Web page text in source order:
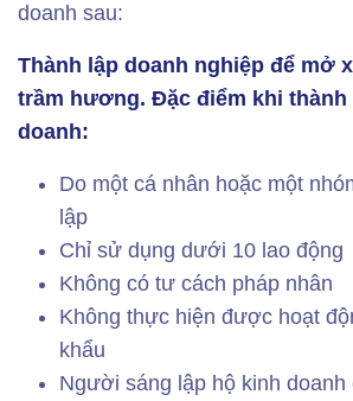
doanh sau:
Thành lập doanh nghiệp để mở
trầm hương. Đặc điểm khi thành
doanh:
Do một cá nhân hoặc một
lập
Chỉ sử dụng dưới 10 lao động
Không có tư cách pháp nhân
Không thực hiện được hoạt
khẩu
Người sáng lập hộ kinh doanh